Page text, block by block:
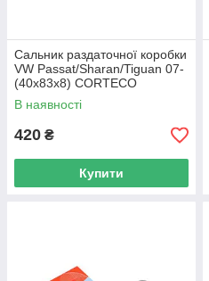
Сальник раздаточної коробки
VW Passat/Sharan/Tiguan 07-
(40x83x8) CORTECO
01036457B UA62
В наявності
420 ₴
Купити